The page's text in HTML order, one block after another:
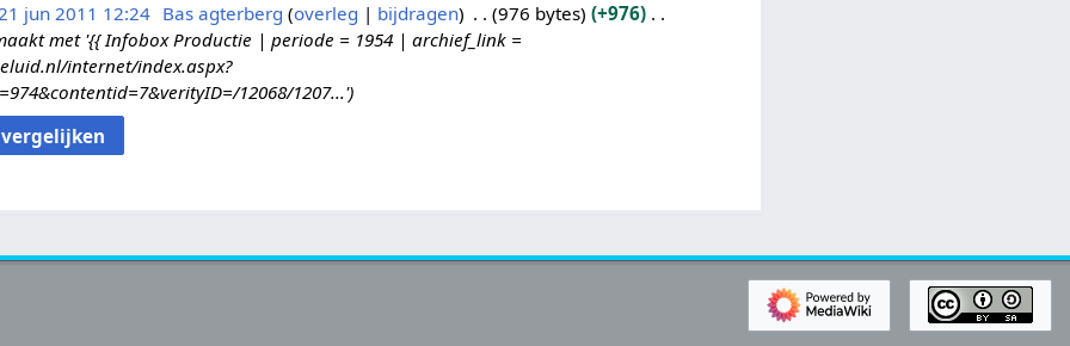
jun 2011 12:24 Bas agterberg overleg bijdragen 976 bytes
+976
met '{{ Infobox Productie | periode = 1954 | archief_link =
internet/index.aspx?
12068/1207...'